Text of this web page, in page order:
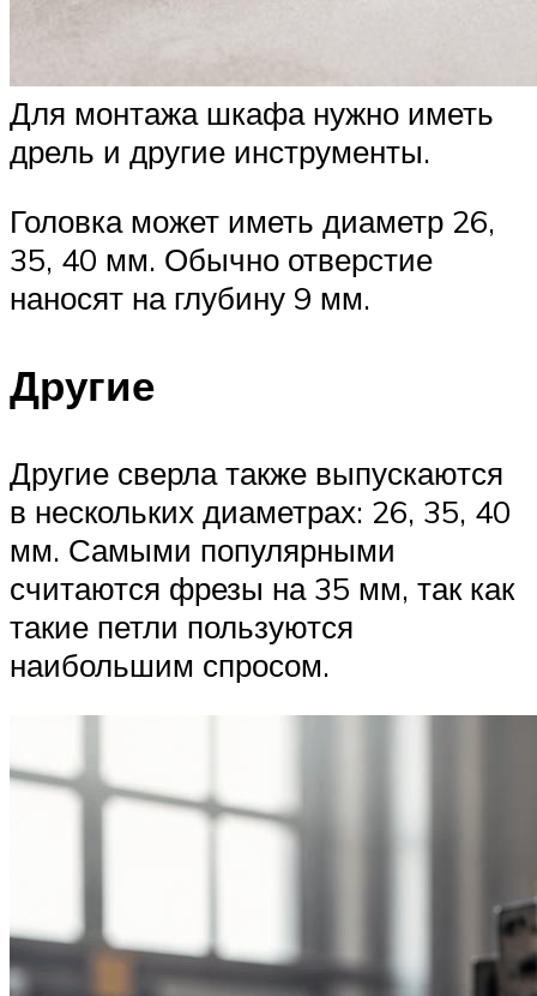
Для монтажа шкафа нужно иметь
дрель и другие инструменты.
Головка может иметь диаметр 26,
35, 40 мм. Обычно отверстие
наносят на глубину 9 мм.
Другие
Другие сверла также выпускаются
в нескольких диаметрах: 26, 35, 40
мм. Самыми популярными
считаются фрезы на 35 мм, так как
такие петли пользуются
наибольшим спросом.